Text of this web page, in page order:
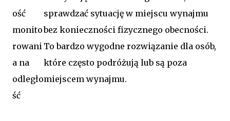
ość
monito
rowani
a na
odległo
ść
sprawdzać sytuację w miejscu wynajmu
bez konieczności fizycznego obecności.
To bardzo wygodne rozwiązanie dla osób,
które często podróżują lub są poza
miejscem wynajmu.